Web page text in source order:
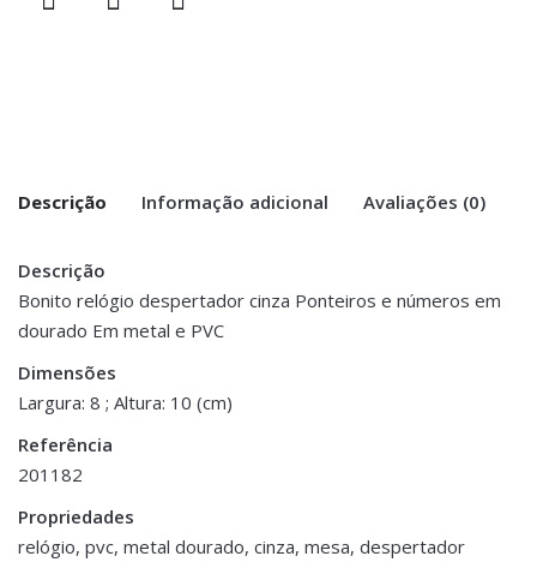
Descrição Informação adicional Avaliações (0)
Descrição
Bonito relógio despertador cinza Ponteiros e números em
dourado Em metal e PVC
Dimensões
Largura: 8 ; Altura: 10 (cm)
Referência
201182
Propriedades
relógio, pvc, metal dourado, cinza, mesa, despertador
Peso 0.200 kg
Dimensões 3.5 × 8 × 10 cm
There are no reviews yet.
Be the first to review “Relógio
Despertador – Cinza”
You must be <a href="https://www.homeart.pt/minha-
conta/">logged in</a> to post a review.